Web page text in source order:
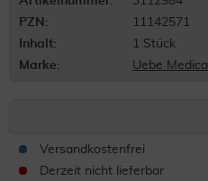
PZN:
11142571
Inhalt:
1 Stück
Marke:
Uebe Medical
Versandkostenfrei
Derzeit nicht lieferbar